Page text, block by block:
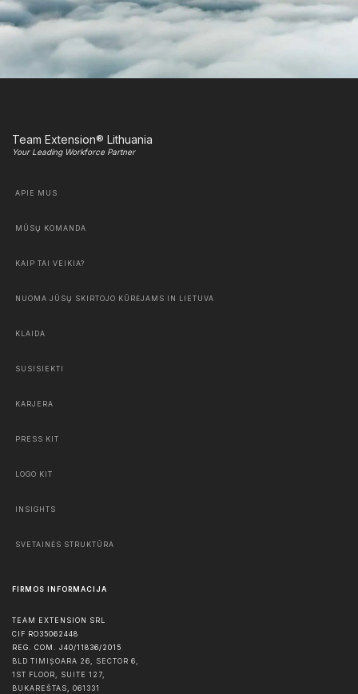
Team Extension® Lithuania
Your Leading Workforce Partner
APIE MUS
MŪSŲ KOMANDA
KAIP TAI VEIKIA?
NUOMA JŪSŲ SKIRTOJO KŪRĖJAMS IN LIETUVA
KLAIDA
SUSISIEKTI
KARJERA
PRESS KIT
LOGO KIT
INSIGHTS
SVETAINĖS STRUKTŪRA
FIRMOS INFORMACIJA
TEAM EXTENSION SRL
CIF RO35062448
REG. COM. J40/11836/2015
BLD TIMIȘOARA 26, SECTOR 6,
1ST FLOOR, SUITE 127,
BUKAREŠTAS, 061331